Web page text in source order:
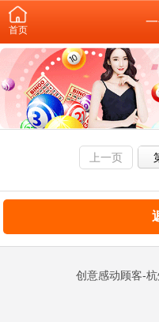
首页
上一页
创意感动顾客-